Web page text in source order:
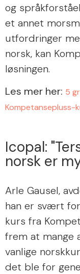
og
et annet
utfordringer
norsk, kan
løsningen.
Les mer her: 5
Kompetansepluss-
Icopal:
norsk er
Arle Gausel,
han er svært
kurs fra
frem at mange
vanlige
det ble for